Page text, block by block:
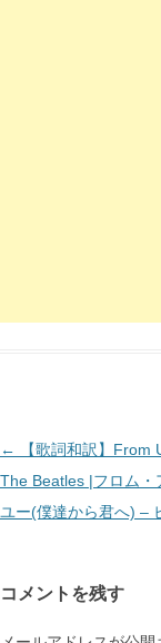
投
稿
ナ
ー
シ
←
【歌詞和訳】From
The Beatles |フロム・
ユー(僕達から君へ) –
コメントを残す